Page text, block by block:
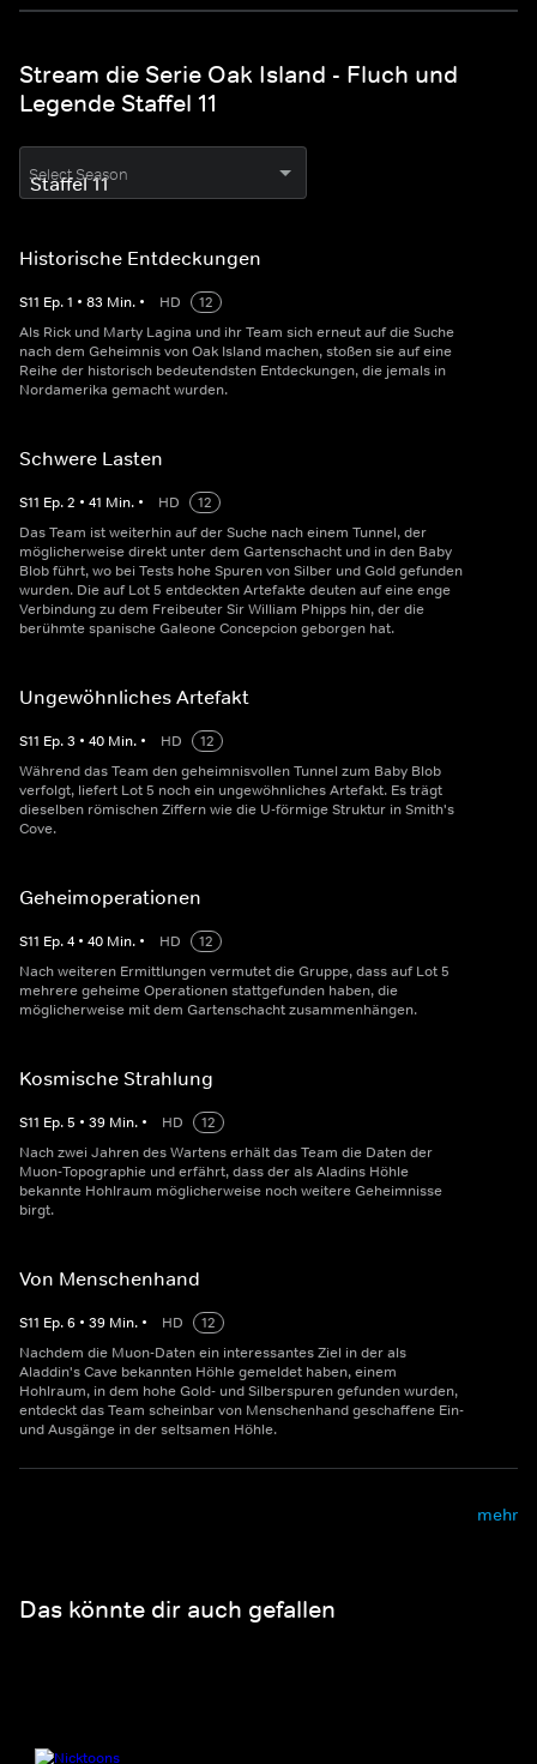
Stream die Serie Oak Island - Fluch und
Legende Staffel 11
Select Season
Historische Entdeckungen
S11 Ep.1 • 83 Min. • HD
12
Als Rick und Marty Lagina und ihr Team sich erneut auf die Suche
nach dem Geheimnis von Oak Island machen, stoßen sie auf eine
Reihe der historisch bedeutendsten Entdeckungen, die jemals in
Nordamerika gemacht wurden.
Schwere Lasten
S11 Ep.2 • 41 Min. • HD
12
Das Team ist weiterhin auf der Suche nach einem Tunnel, der
möglicherweise direkt unter dem Gartenschacht und in den Baby
Blob führt, wo bei Tests hohe Spuren von Silber und Gold gefunden
wurden. Die auf Lot 5 entdeckten Artefakte deuten auf eine enge
Verbindung zu dem Freibeuter Sir William Phipps hin, der die
berühmte spanische Galeone Concepcion geborgen hat.
Ungewöhnliches Artefakt
S11 Ep.3 • 40 Min. • HD
12
Während das Team den geheimnisvollen Tunnel zum Baby Blob
verfolgt, liefert Lot 5 noch ein ungewöhnliches Artefakt. Es trägt
dieselben römischen Ziffern wie die U-förmige Struktur in Smith's
Cove.
Geheimoperationen
S11 Ep.4 • 40 Min. • HD
12
Nach weiteren Ermittlungen vermutet die Gruppe, dass auf Lot 5
mehrere geheime Operationen stattgefunden haben, die
möglicherweise mit dem Gartenschacht zusammenhängen.
Kosmische Strahlung
S11 Ep.5 • 39 Min. • HD
12
Nach zwei Jahren des Wartens erhält das Team die Daten der
Muon-Topographie und erfährt, dass der als Aladins Höhle
bekannte Hohlraum möglicherweise noch weitere Geheimnisse
birgt.
Von Menschenhand
S11 Ep.6 • 39 Min. • HD
12
Nachdem die Muon-Daten ein interessantes Ziel in der als
Aladdin's Cave bekannten Höhle gemeldet haben, einem
Hohlraum, in dem hohe Gold- und Silberspuren gefunden wurden,
entdeckt das Team scheinbar von Menschenhand geschaffene Ein-
und Ausgänge in der seltsamen Höhle.
mehr
Das könnte dir auch gefallen